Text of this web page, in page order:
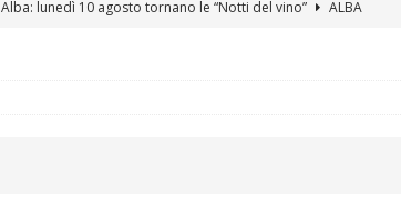
Alba: lunedì 10 agosto tornano le “Notti del vino”
ALBA